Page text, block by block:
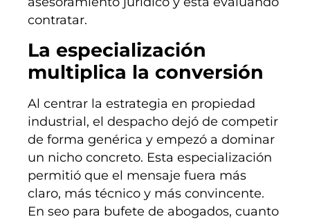
contratar.
La especialización
multiplica la conversión
Al centrar la estrategia en propiedad
industrial, el despacho dejó de competir
de forma genérica y empezó a dominar
un nicho concreto. Esta especialización
permitió que el mensaje fuera más
claro, más técnico y más convincente.
En seo para bufete de abogados, cuanto